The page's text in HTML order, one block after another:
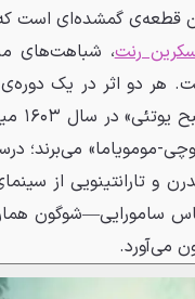
قطعه‌ی گمشده‌ای است
رنت، شباهت‌های
هر دو اثر در یک
مومویاما» می‌برند؛
و تارانتینویی از
سامورایی—شوگون
می‌آورد.